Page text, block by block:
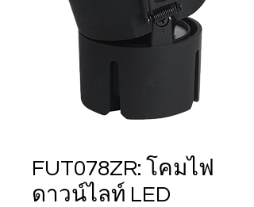
FUT078ZR: โคมไฟ
ดาวน์ไลท์ LED